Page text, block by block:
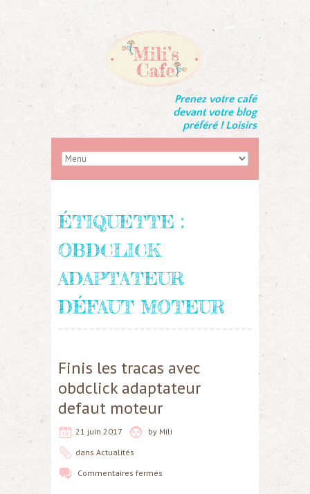
Prenez votre café
devant votre blog
préféré ! Loisirs
ÉTIQUETTE :
OBDCLICK
ADAPTATEUR
DÉFAUT MOTEUR
Finis les tracas avec
obdclick adaptateur
defaut moteur
21 juin 2017 by Mili
dans Actualités
Commentaires fermés